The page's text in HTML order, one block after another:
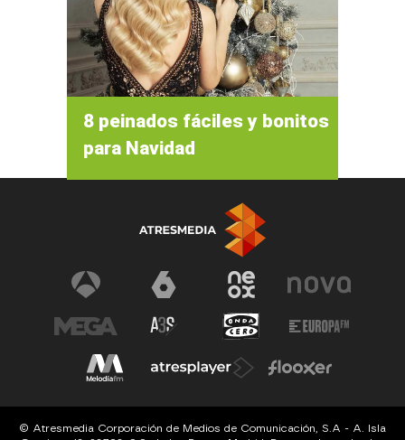
8 peinados fáciles y bonitos
para Navidad
© Atresmedia Corporación de Medios de Comunicación, S.A - A. Isla